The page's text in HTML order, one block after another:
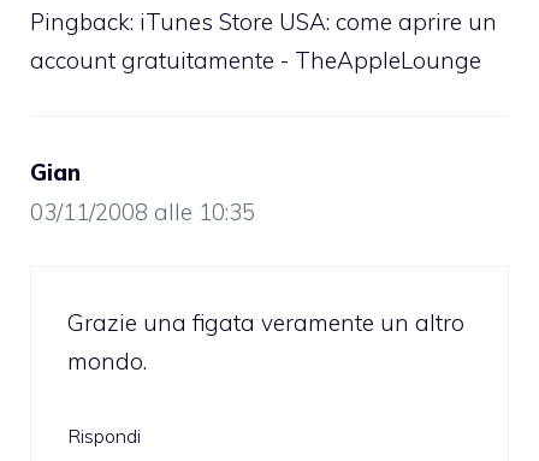
Pingback: iTunes Store USA: come aprire un
account gratuitamente - TheAppleLounge
Gian
03/11/2008 alle 10:35
Grazie una figata veramente un altro
mondo.
Rispondi